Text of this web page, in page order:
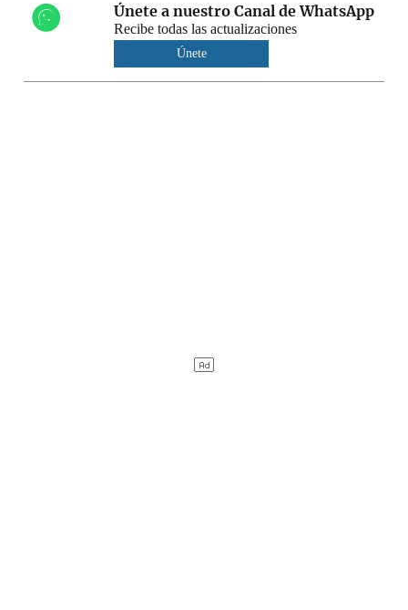
Únete a nuestro Canal de WhatsApp
Recibe todas las actualizaciones
Únete